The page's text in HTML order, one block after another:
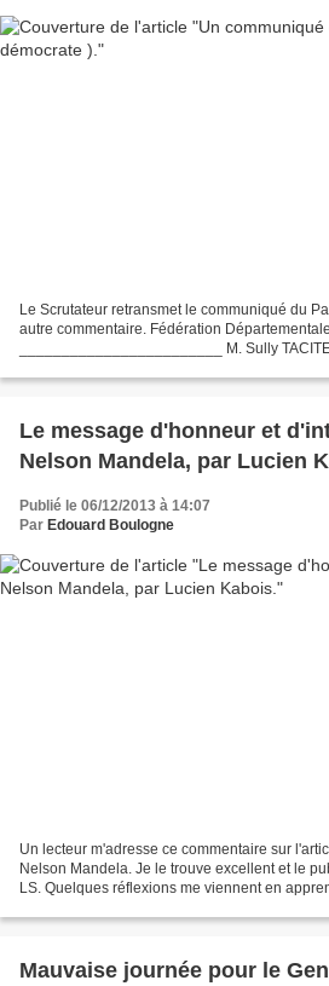
Le Scrutateur retransmet le communiqué du
autre commentaire. Fédération
________________________ M. Sully
décision de...
Le message d'honneur et
Nelson Mandela, par Lucien
Publié le 06/12/2013 à 14:07
Par Edouard Boulogne
Un lecteur m'adresse ce commentaire sur
Nelson Mandela. Je le trouve excellent et le
LS. Quelques réflexions me viennent en
Mauvaise journée pour le